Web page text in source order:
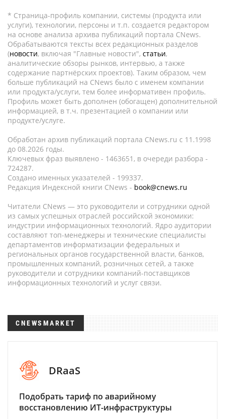
* Страница-профиль компании, системы (продукта или
услуги), технологии, персоны и т.п. создается редактором
на основе анализа архива публикаций портала CNews.
Обрабатываются тексты всех редакционных разделов
(новости, включая "Главные новости", статьи,
аналитические обзоры рынков, интервью, а также
содержание партнёрских проектов). Таким образом, чем
больше публикаций на CNews было с именем компании
или продукта/услуги, тем более информативен профиль.
Профиль может быть дополнен (обогащен) дополнительной
информацией, в т.ч. презентацией о компании или
продукте/услуге.
Обработан архив публикаций портала CNews.ru c 11.1998
до 08.2026 годы.
Ключевых фраз выявлено - 1463651, в очереди разбора -
724287.
Создано именных указателей - 199337.
Редакция Индексной книги CNews - book@cnews.ru
Читатели CNews — это руководители и сотрудники одной
из самых успешных отраслей российской экономики:
индустрии информационных технологий. Ядро аудитории
составляют топ-менеджеры и технические специалисты
департаментов информатизации федеральных и
региональных органов государственной власти, банков,
промышленных компаний, розничных сетей, а также
руководители и сотрудники компаний-поставщиков
информационных технологий и услуг связи.
CNEWSMARKET
DRaaS
Подобрать тариф по аварийному
восстановлению ИТ-инфраструктуры